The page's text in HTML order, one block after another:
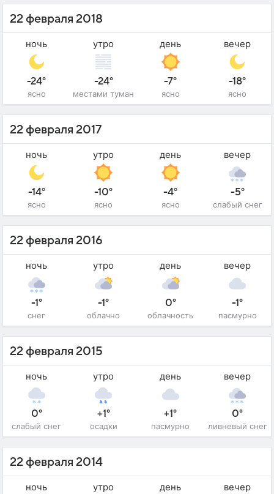
22 февраля 2018
ночь
-24°
ясно
утро
-24°
местами туман
день
-7°
ясно
вечер
-18°
ясно
22 февраля 2017
ночь
-14°
ясно
утро
-10°
ясно
день
-4°
ясно
вечер
-5°
слабый снег
22 февраля 2016
ночь
-1°
снег
утро
-1°
облачно
день
0°
облачность
вечер
-1°
пасмурно
22 февраля 2015
ночь
0°
слабый снег
утро
+1°
осадки
день
+1°
пасмурно
вечер
0°
ливневый снег
22 февраля 2014
ночь утро день вечер